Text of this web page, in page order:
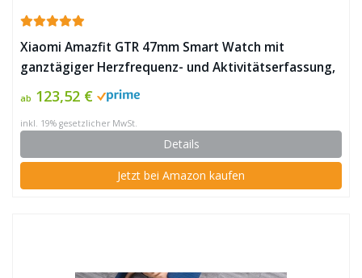
Xiaomi Amazfit GTR 47mm Smart Watch mit
ganztägiger Herzfrequenz- und Aktivitätserfassung,
GPS und extrem Langer Akkulaufzeit (Aluminium
Alloy) ✪
ab 123,52 €
inkl. 19% gesetzlicher MwSt.
Details
Jetzt bei Amazon kaufen